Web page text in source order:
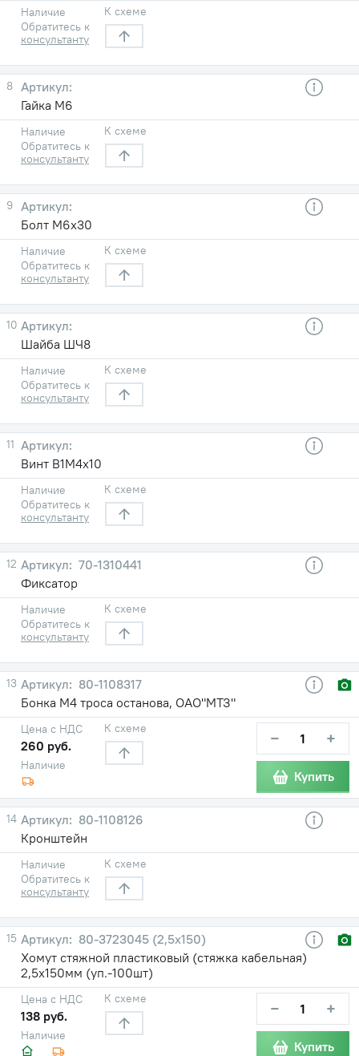
Наличие
Обратитесь к
консультанту
К схеме
8
Гайка М6
Наличие
Обратитесь к
консультанту
К схеме
9
Болт М6х30
Наличие
Обратитесь к
консультанту
К схеме
10
Шайба ШЧ8
Наличие
Обратитесь к
консультанту
К схеме
11
Винт В1М4х10
Наличие
Обратитесь к
консультанту
К схеме
12
70-1310441
Фиксатор
Наличие
Обратитесь к
консультанту
К схеме
13
80-1108317
Бонка М4 троса останова, ОАО"МТЗ"
Наличие
Цена с НДС
260 руб.
К схеме − +
Купить
14
80-1108126
Кронштейн
Наличие
Обратитесь к
консультанту
К схеме
15
80-3723045 (2,5х150)
Хомут стяжной пластиковый (стяжка кабельная)
2,5х150мм (уп.-100шт)
Наличие
Цена с НДС
138 руб.
К схеме − +
Купить